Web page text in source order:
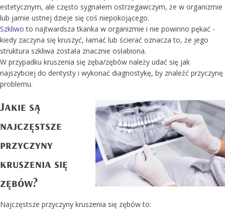
estetycznym, ale często sygnałem ostrzegawczym, że w organizmie
lub jamie ustnej dzieje się coś niepokojącego.
Szkliwo to najtwardsza tkanka w organizmie i nie powinno pękać -
kiedy zaczyna się kruszyć, łamać lub ścierać oznacza to, że jego
struktura szkliwa została znacznie osłabiona.
W przypadku kruszenia się zęba/zębów należy udać się jak
najszybciej do dentysty i wykonać diagnostykę, by znaleźć przyczynę
problemu.
Jakie są
najczęstsze
przyczyny
kruszenia się
zębów?
Najczęstsze przyczyny kruszenia się zębów to: